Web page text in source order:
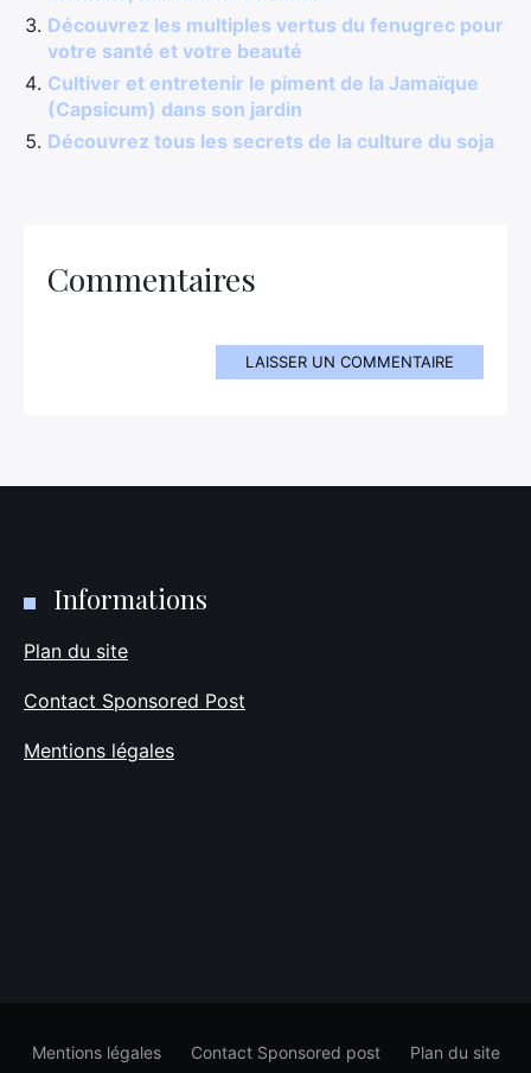
Découvrez les multiples vertus du fenugrec pour
votre santé et votre beauté
Cultiver et entretenir le piment de la Jamaïque
(Capsicum) dans son jardin
Découvrez tous les secrets de la culture du soja
Commentaires
LAISSER UN COMMENTAIRE
Informations
Plan du site
Contact Sponsored Post
Mentions légales
Mentions légales Contact Sponsored post Plan du site